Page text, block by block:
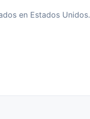
en Estados Unidos.